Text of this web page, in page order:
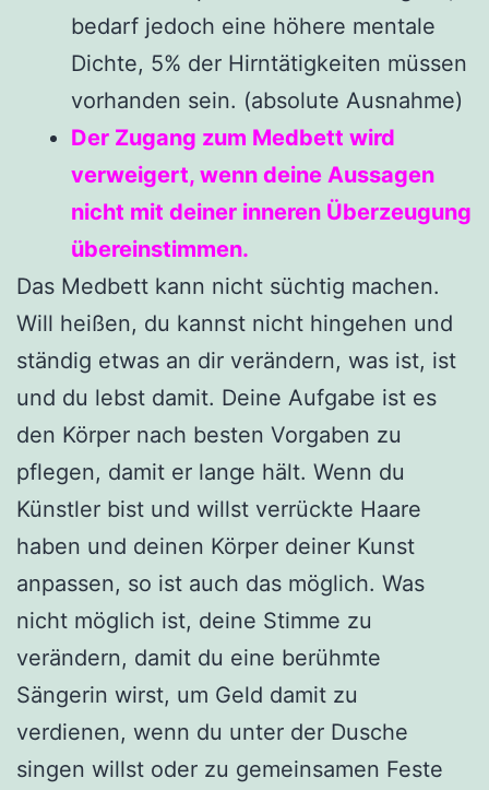
bedarf jedoch eine höhere mentale
Dichte, 5% der Hirntätigkeiten müssen
vorhanden sein. (absolute Ausnahme)
Der Zugang zum Medbett wird
verweigert, wenn deine Aussagen
nicht mit deiner inneren Überzeugung
übereinstimmen.
Das Medbett kann nicht süchtig machen.
Will heißen, du kannst nicht hingehen und
ständig etwas an dir verändern, was ist, ist
und du lebst damit. Deine Aufgabe ist es
den Körper nach besten Vorgaben zu
pflegen, damit er lange hält. Wenn du
Künstler bist und willst verrückte Haare
haben und deinen Körper deiner Kunst
anpassen, so ist auch das möglich. Was
nicht möglich ist, deine Stimme zu
verändern, damit du eine berühmte
Sängerin wirst, um Geld damit zu
verdienen, wenn du unter der Dusche
singen willst oder zu gemeinsamen Feste